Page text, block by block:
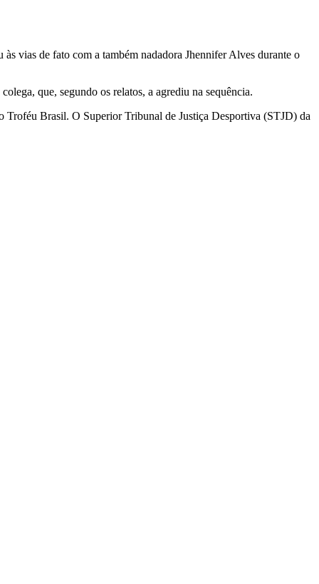
vias de fato com a também nadadora Jhennifer Alves durante o
que, segundo os relatos, a agrediu na sequência.
Troféu Brasil. O Superior Tribunal de Justiça Desportiva (STJD) da